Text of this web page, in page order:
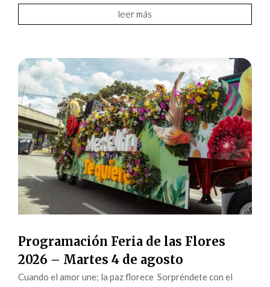
leer más
Programación Feria de las Flores
2026 – Martes 4 de agosto
Cuando el amor une; la paz florece Sorpréndete con el